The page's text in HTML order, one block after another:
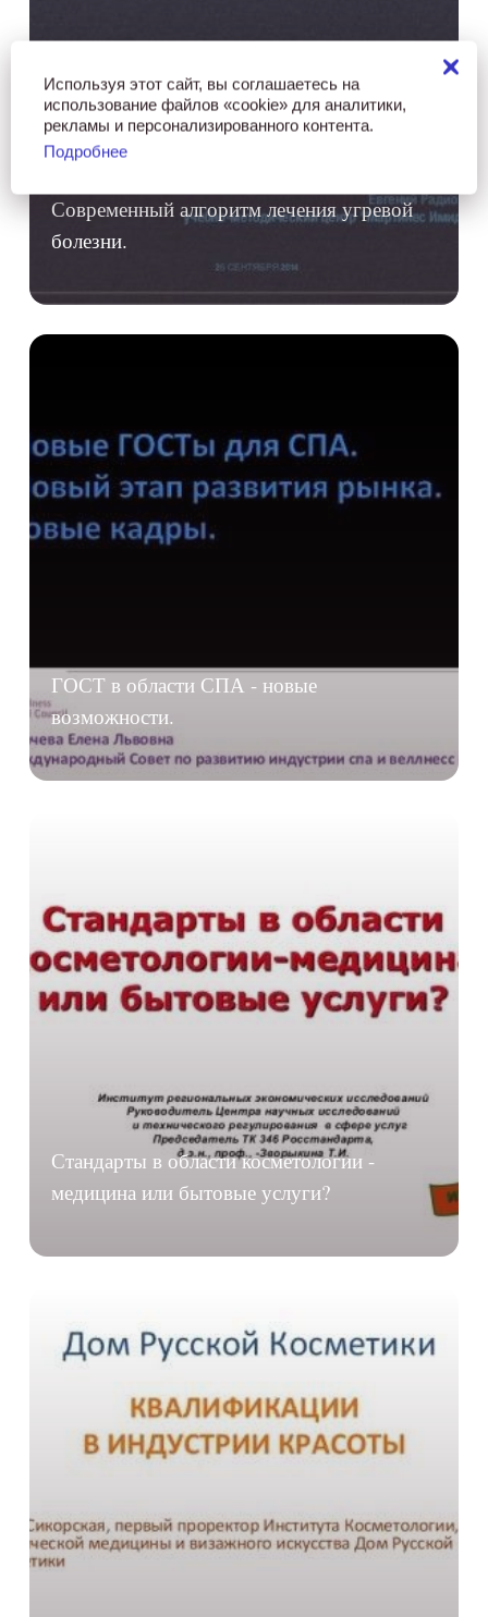
Современный алгоритм лечения угревой
болезни.
ГОСТ в области СПА - новые
возможности.
Стандарты в области косметологии -
медицина или бытовые услуги?
Используя этот сайт, вы соглашаетесь на
использование файлов «cookie» для аналитики,
рекламы и персонализированного контента.
Подробнее